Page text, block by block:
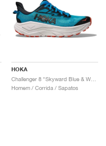
HOKA
Homem / Corrida / Sapatos